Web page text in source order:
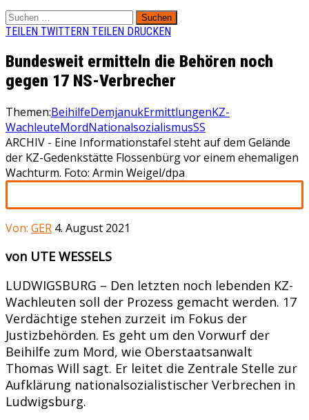
Suchen
nach:
TEILEN TWITTERN TEILEN DRUCKEN
Bundesweit ermitteln die Behören noch
gegen 17 NS-Verbrecher
Themen:BeihilfeDemjanukErmittlungenKZ-
WachleuteMordNationalsozialismusSS
ARCHIV - Eine Informationstafel steht auf dem Gelände
der KZ-Gedenkstätte Flossenbürg vor einem ehemaligen
Wachturm. Foto: Armin Weigel/dpa
Von: GER 4. August 2021
von UTE WESSELS
LUDWIGSBURG – Den letzten noch lebenden KZ-
Wachleuten soll der Prozess gemacht werden. 17
Verdächtige stehen zurzeit im Fokus der
Justizbehörden. Es geht um den Vorwurf der
Beihilfe zum Mord, wie Oberstaatsanwalt
Thomas Will sagt. Er leitet die Zentrale Stelle zur
Aufklärung nationalsozialistischer Verbrechen in
Ludwigsburg.